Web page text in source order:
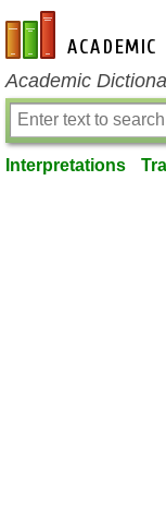
en-academic.com
Academic
Interpretations